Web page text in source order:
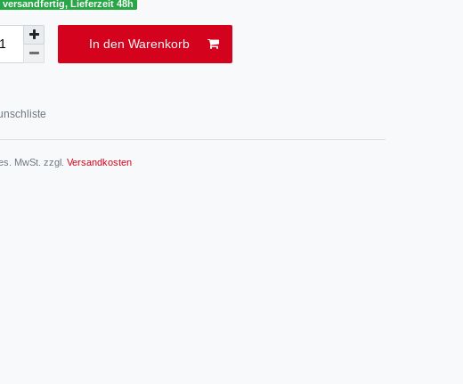
Lieferzeit 48h
In den Warenkorb
MwSt. zzgl. Versandkosten